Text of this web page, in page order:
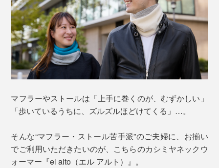
マフラーやストールは「上手に巻くのが、むずかしい」
「歩いているうちに、ズルズルほどけてくる」…。
そんな“マフラー・ストール苦手派”のご夫婦に、お揃い
でご利用いただきたいのが、こちらのカシミヤネックウ
ォーマー『el alto（エル アルト）』。